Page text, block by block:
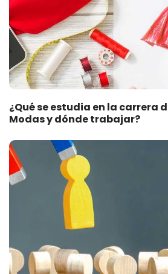
¿Qué se estudia en la carrera
Modas y dónde trabajar?